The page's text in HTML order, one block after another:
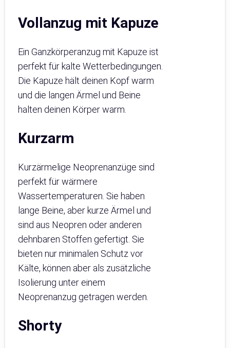
Vollanzug mit Kapuze
Ein Ganzkörperanzug mit Kapuze ist
perfekt für kalte Wetterbedingungen.
Die Kapuze hält deinen Kopf warm
und die langen Ärmel und Beine
halten deinen Körper warm.
Kurzarm
Kurzärmelige Neoprenanzüge sind
perfekt für wärmere
Wassertemperaturen. Sie haben
lange Beine, aber kurze Ärmel und
sind aus Neopren oder anderen
dehnbaren Stoffen gefertigt. Sie
bieten nur minimalen Schutz vor
Kälte, können aber als zusätzliche
Isolierung unter einem
Neoprenanzug getragen werden.
Shorty